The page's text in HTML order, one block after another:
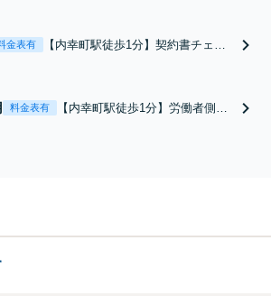
金表有
【内幸町駅徒歩1分】契約書チェッ
誠実に向き合います。月額3万円か
らの柔軟な顧問契約をご用意し、チ
料金表有
【内幸町駅徒歩1分】労働者側・
にまずはお話しください。